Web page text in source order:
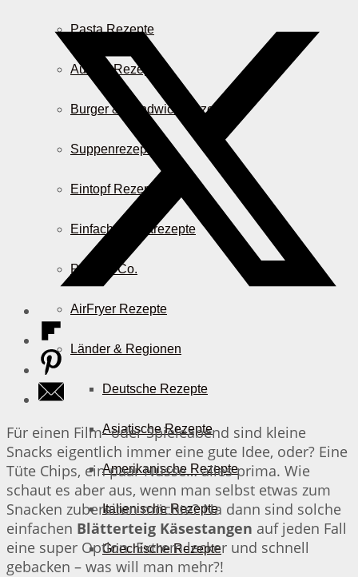
Pasta Rezepte
Auflauf Rezepte
Burger & Sandwich Rezepte
Suppenrezepte
Eintopf Rezepte
Einfache Salatrezepte
Pizza & Co.
AirFryer Rezepte
Länder & Regionen
Deutsche Rezepte
Asiatische Rezepte
Amerikanische Rezepte
Italienische Rezepte
Griechische Rezepte
Für einen Film- oder Spieleabend sind kleine
Snacks eigentlich immer eine gute Idee, oder? Eine
Tüte Chips, ein paar Nüsse… alles prima. Wie
schaut es aber aus, wenn man selbst etwas zum
Snacken zubereiten möchte? Na dann sind solche
einfachen Blätterteig Käsestangen auf jeden Fall
eine super Option. Extrem lecker und schnell
gebacken – was will man mehr?!